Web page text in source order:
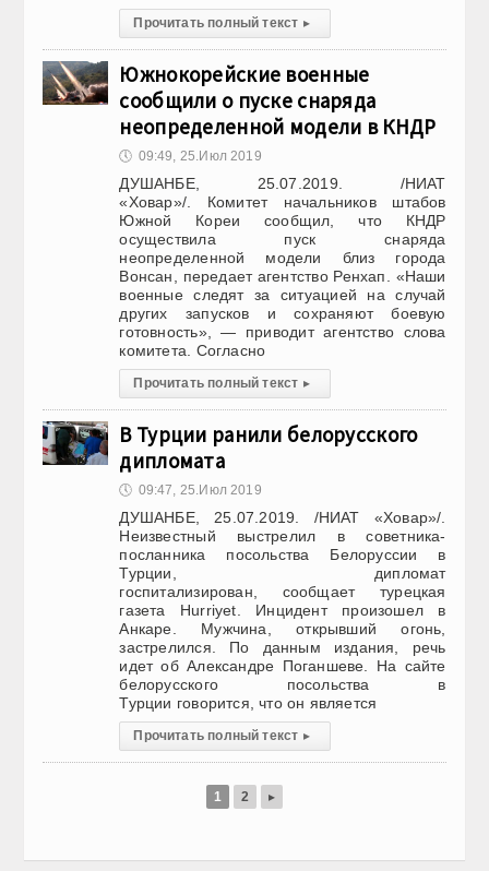
Прочитать полный текст ▸
Южнокорейские военные
сообщили о пуске снаряда
неопределенной модели в КНДР
🕔 09:49, 25.Июл 2019
ДУШАНБЕ, 25.07.2019. /НИАТ
«Ховар»/. Комитет начальников штабов
Южной Кореи сообщил, что КНДР
осуществила пуск снаряда
неопределенной модели близ города
Вонсан, передает агентство Ренхап. «Наши
военные следят за ситуацией на случай
других запусков и сохраняют боевую
готовность», — приводит агентство слова
комитета. Согласно
Прочитать полный текст ▸
В Турции ранили белорусского
дипломата
🕔 09:47, 25.Июл 2019
ДУШАНБЕ, 25.07.2019. /НИАТ «Ховар»/.
Неизвестный выстрелил в советника-
посланника посольства Белоруссии в
Турции, дипломат
госпитализирован, сообщает турецкая
газета Hurriyet. Инцидент произошел в
Анкаре. Мужчина, открывший огонь,
застрелился. По данным издания, речь
идет об Александре Поганшеве. На сайте
белорусского посольства в
Турции говорится, что он является
Прочитать полный текст ▸
1 2 ▸